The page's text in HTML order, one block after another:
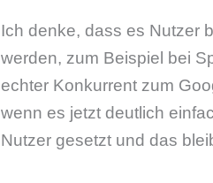
Ich denke, dass es Nutzer
werden, zum Beispiel bei
echter Konkurrent zum
wenn es jetzt deutlich
Nutzer gesetzt und das